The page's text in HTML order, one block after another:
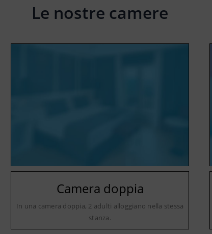
Le nostre camere
Camera doppia
In una camera doppia, 2 adulti alloggiano nella stessa
stanza.